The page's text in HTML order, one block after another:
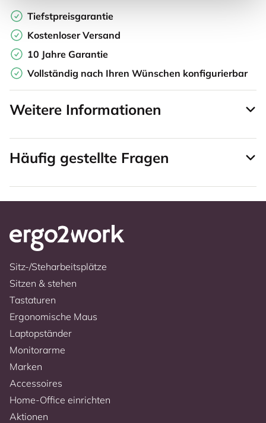
Tiefstpreisgarantie
Kostenloser Versand
10 Jahre Garantie
Vollständig nach Ihren Wünschen konfigurierbar
Weitere Informationen
Häufig gestellte Fragen
Sitz-/Steharbeitsplätze
Sitzen & stehen
Tastaturen
Ergonomische Maus
Laptopständer
Monitorarme
Marken
Accessoires
Home-Office einrichten
Aktionen